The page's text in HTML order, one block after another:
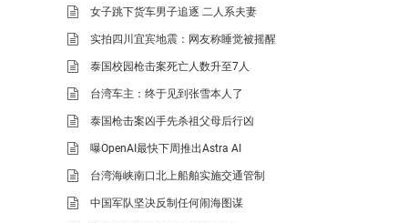
女子跳下货车男子追逐 二人系夫妻
实拍四川宜宾地震：网友称睡觉被摇醒
泰国校园枪击案死亡人数升至7人
台湾车主：终于见到张雪本人了
泰国枪击案凶手先杀祖父母后行凶
曝OpenAI最快下周推出Astra AI
台湾海峡南口北上船舶实施交通管制
中国军队坚决反制任何闹海图谋